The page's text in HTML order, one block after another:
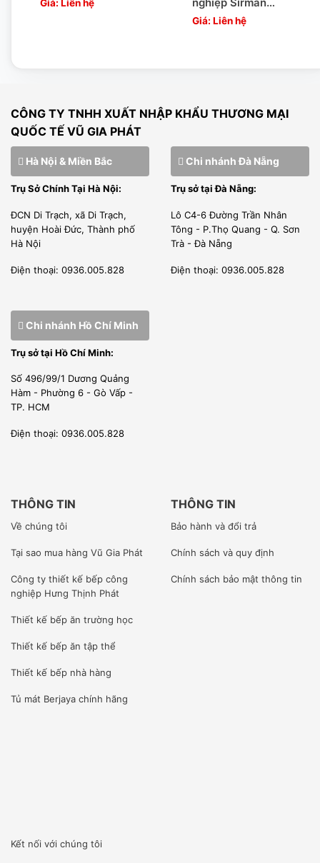
Giá: Liên hệ
Hercules-20
Giá: Liên hệ
CÔNG TY TNHH XUẤT NHẬP KHẨU THƯƠNG MẠI
QUỐC TẾ VŨ GIA PHÁT
Hà Nội & Miền Bắc
Trụ Sở Chính Tại Hà Nội:
ĐCN Di Trạch, xã Di Trạch,
huyện Hoài Đức, Thành phố
Hà Nội
Điện thoại: 0936.005.828
Chi nhánh Đà Nẵng
Trụ sở tại Đà Nẵng:
Lô C4-6 Đường Trần Nhân
Tông - P.Thọ Quang - Q. Sơn
Trà - Đà Nẵng
Điện thoại: 0936.005.828
Chi nhánh Hồ Chí Minh
Trụ sở tại Hồ Chí Minh:
Số 496/99/1 Dương Quảng
Hàm - Phường 6 - Gò Vấp -
TP. HCM
Điện thoại: 0936.005.828
THÔNG TIN
Về chúng tôi
Tại sao mua hàng Vũ Gia Phát
Công ty thiết kế bếp công
nghiệp Hưng Thịnh Phát
Thiết kế bếp ăn trường học
Thiết kế bếp ăn tập thể
Thiết kế bếp nhà hàng
Tủ mát Berjaya chính hãng
THÔNG TIN
Bảo hành và đổi trả
Chính sách và quy định
Chính sách bảo mật thông tin
Kết nối với chúng tôi